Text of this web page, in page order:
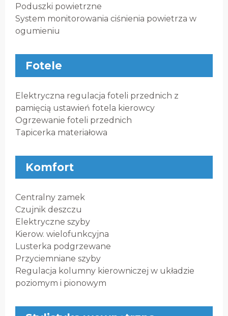
Poduszki powietrzne
System monitorowania ciśnienia powietrza w
ogumieniu
Fotele
Elektryczna regulacja foteli przednich z
pamięcią ustawień fotela kierowcy
Ogrzewanie foteli przednich
Tapicerka materiałowa
Komfort
Centralny zamek
Czujnik deszczu
Elektryczne szyby
Kierow. wielofunkcyjna
Lusterka podgrzewane
Przyciemniane szyby
Regulacja kolumny kierowniczej w układzie
poziomym i pionowym